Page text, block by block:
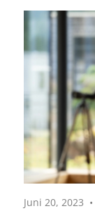
Juni 20, 2023